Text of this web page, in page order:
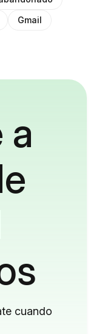
Gmail
a
cuando